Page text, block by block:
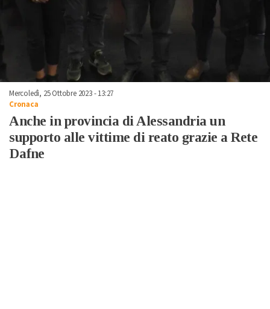
Mercoledì, 25 Ottobre 2023 - 13:27
Cronaca
Anche in provincia di Alessandria un
supporto alle vittime di reato grazie a Rete
Dafne